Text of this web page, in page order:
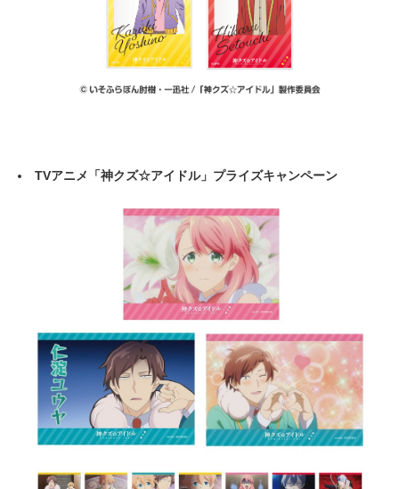
TVアニメ 「神クズ☆アイドル」 プライズキャンペーン